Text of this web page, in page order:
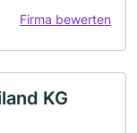
Firma bewerten
KG